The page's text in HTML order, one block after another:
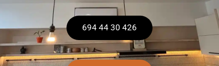
694 44 30 426